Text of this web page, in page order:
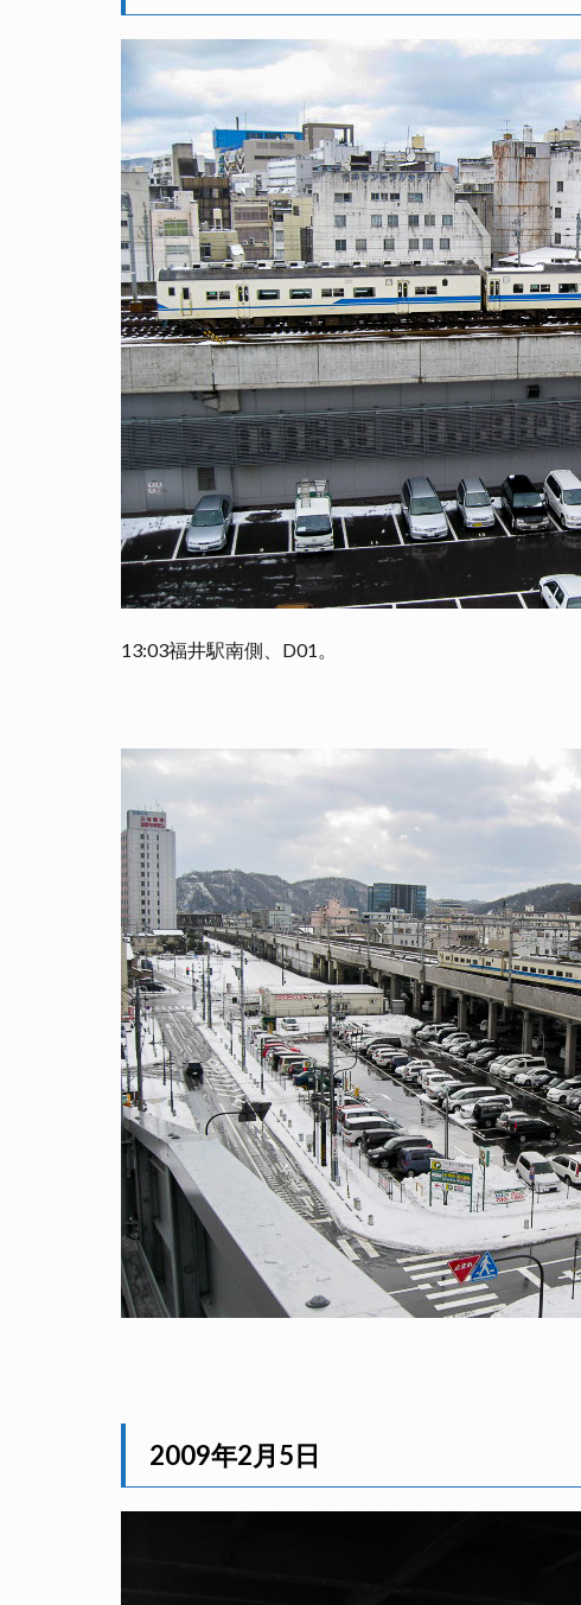
13:03福井駅南側、D01。
2009年2月5日